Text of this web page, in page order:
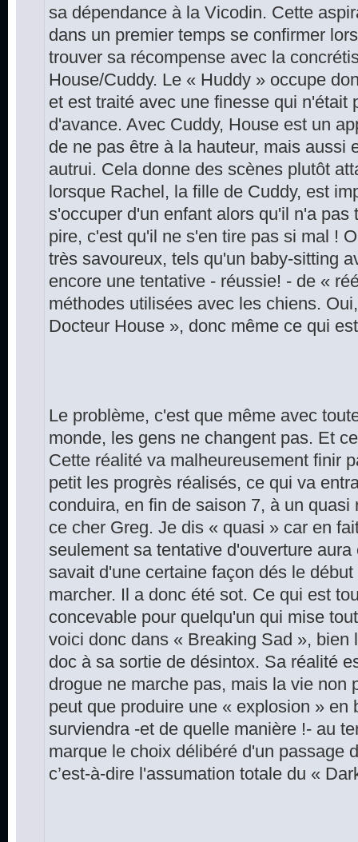
sa dépendance à la Vicodin. Cette
dans un premier temps se confirmer
trouver sa récompense avec la
House/Cuddy. Le « Huddy » occupe
et est traité avec une finesse qui n'était
d'avance. Avec Cuddy, House est un
de ne pas être à la hauteur, mais aussi
autrui. Cela donne des scènes plutôt
lorsque Rachel, la fille de Cuddy, est
s'occuper d'un enfant alors qu'il n'a pas
pire, c'est qu'il ne s'en tire pas si mal !
très savoureux, tels qu'un baby-sitting
encore une tentative - réussie! - de «
méthodes utilisées avec les chiens.
Docteur House », donc même ce qui
Le problème, c'est que même avec
monde, les gens ne changent pas. Et
Cette réalité va malheureusement finir
petit les progrès réalisés, ce qui va
conduira, en fin de saison 7, à un
ce cher Greg. Je dis « quasi » car en
seulement sa tentative d'ouverture
savait d'une certaine façon dés le
marcher. Il a donc été sot. Ce qui est
concevable pour quelqu'un qui mise
voici donc dans « Breaking Sad », bien
doc à sa sortie de désintox. Sa réalité
drogue ne marche pas, mais la vie non
peut que produire une « explosion » en
surviendra -et de quelle manière !- au
marque le choix délibéré d'un passage
c’est-à-dire l'assumation totale du «